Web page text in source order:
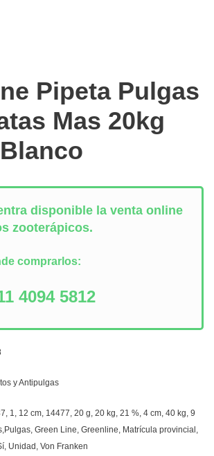
Pipeta Pulgas
Mas 20kg
disponible la venta online
zooterápicos.
comprarlos:
4094 5812
y Antipulgas
, 1, 12 cm, 14477, 20 g, 20 kg, 21 %, 4 cm, 40 kg, 9
, Green Line, Greenline, Matrícula provincial ,
, Unidad , Von Franken